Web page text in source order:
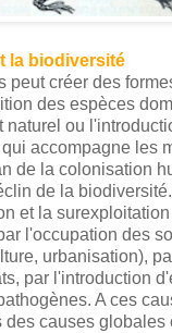
la biodiversité
peut créer des
des espèces
naturel ou
accompagne les
de la colonisation
de la
et la
l'occupation des
urbanisation),
par l'introduction
A ces
des causes globales